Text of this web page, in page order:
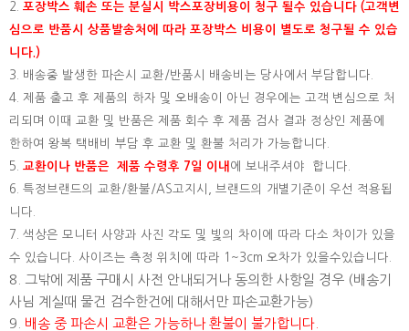
2. 포장박스 훼손 또는 분실시 박스포장비용이 청구 될수 있습니다 (고객변
심으로 반품시 상품발송처에 따라 포장박스 비용이 별도로 청구될 수 있습
니다.)
3. 배송중 발생한 파손시 교환/반품시 배송비는 당사에서 부담합니다.
4. 제품 출고 후 제품의 하자 및 오배송이 아닌 경우에는 고객 변심으로 처
리되며 이때 교환 및 반품은 제품 회수 후 제품 검사 결과 정상인 제품에
한하여 왕복 택배비 부담 후 교환 및 환불 처리가 가능합니다.
5. 교환이나 반품은 제품 수령후 7일 이내 에 보내주셔야 합니다.
6. 특정브랜드의 교환/환불/AS고지시, 브랜드의 개별기준이 우선 적용됩
니다.
7. 색상은 모니터 사양과 사진 각도 및 빛의 차이에 따라 다소 차이가 있을
수 있습니다. 사이즈는 측정 위치에 따라 1~3cm 오차가 있을수있습니다.
8. 그밖에 제품 구매시 사전 안내되거나 동의한 사항일 경우 (배송기
사님 계실때 물건 검수한건에 대해서만 파손교환가능)
9. 배송 중 파손시 교환은 가능하나 환불이 불가합니다.